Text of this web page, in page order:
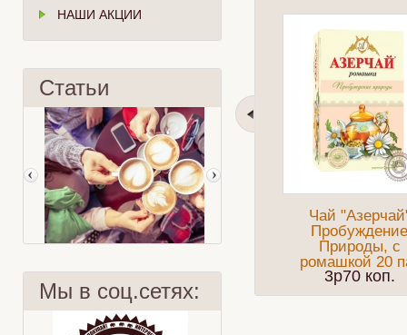
НАШИ АКЦИИ
Статьи
Мы в соц.сетях:
Чай
Природы, с
ромашкой 20
3p70 коп.